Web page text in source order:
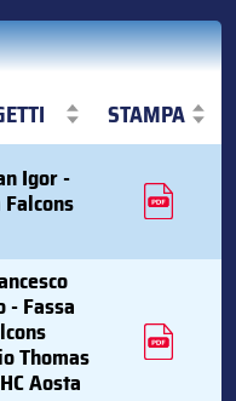
STAMPA
Igor -
Falcons
- Fassa
Thomas
Aosta